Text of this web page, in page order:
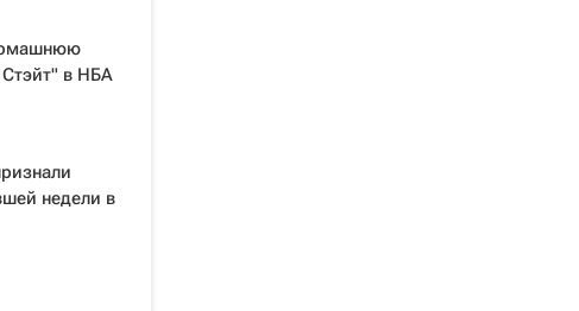
в НБА
недели в